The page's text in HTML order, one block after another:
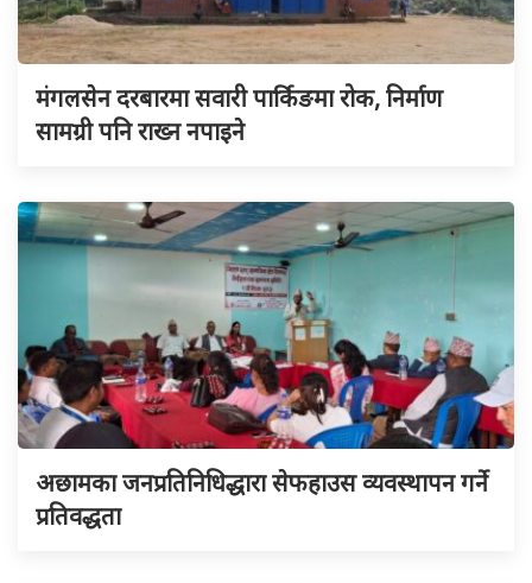
मंगलसेन दरबारमा सवारी पार्किङमा रोक, निर्माण
सामग्री पनि राख्न नपाइने
अछामका जनप्रतिनिधिद्धारा सेफहाउस व्यवस्थापन गर्ने
प्रतिवद्धता